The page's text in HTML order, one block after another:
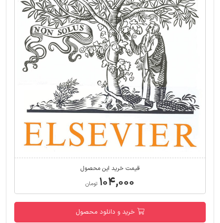
قیمت خرید این محصول
۱۰۴,۰۰۰ تومان
خرید و دانلود محصول